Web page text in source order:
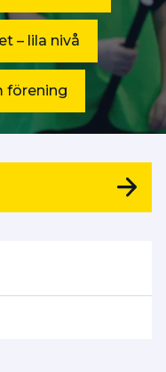
– lila nivå
förening